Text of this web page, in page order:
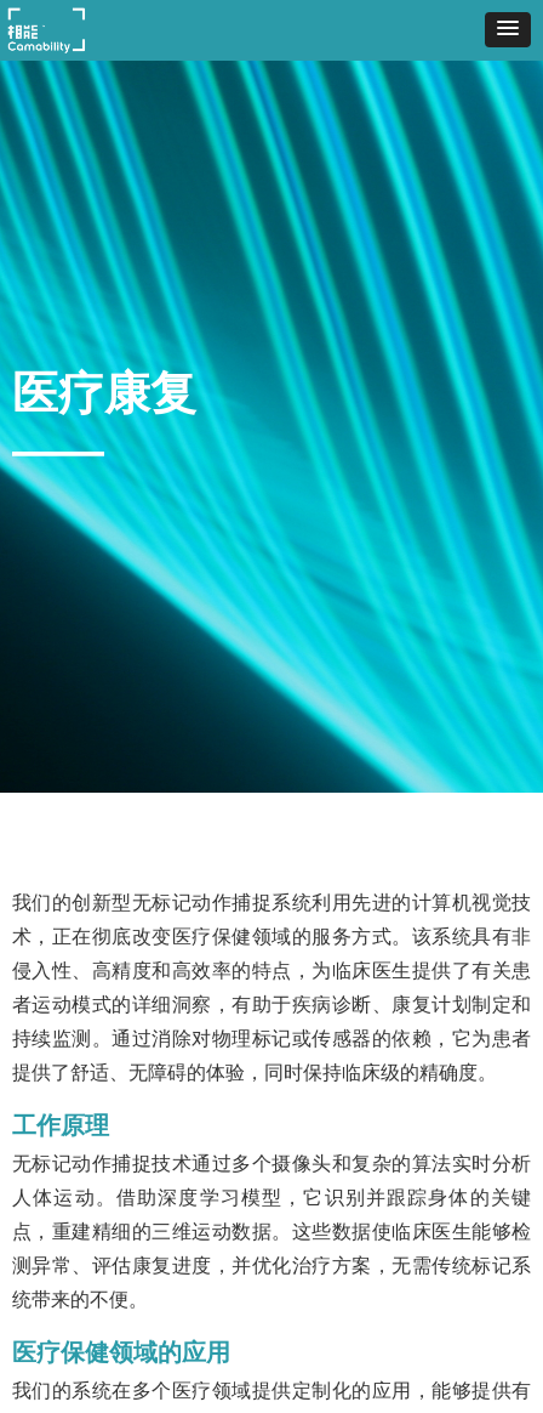
医疗康复
——
我们的创新型无标记动作捕捉系统利用先进的计算机视觉技
术，正在彻底改变医疗保健领域的服务方式。该系统具有非
侵入性、高精度和高效率的特点，为临床医生提供了有关患
者运动模式的详细洞察，有助于疾病诊断、康复计划制定和
持续监测。通过消除对物理标记或传感器的依赖，它为患者
提供了舒适、无障碍的体验，同时保持临床级的精确度。
工作原理
无标记动作捕捉技术通过多个摄像头和复杂的算法实时分析
人体运动。借助深度学习模型，它识别并跟踪身体的关键
点，重建精细的三维运动数据。这些数据使临床医生能够检
测异常、评估康复进度，并优化治疗方案，无需传统标记系
统带来的不便。
医疗保健领域的应用
我们的系统在多个医疗领域提供定制化的应用，能够提供有